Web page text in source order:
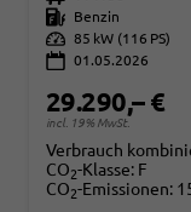
Kraftstoff
Benzin
Leistung 85 kW (116 PS)
01.05.2026
29.290,– €
incl. 19% MwSt.
Verbrauch
CO2-Klasse: F
CO2-Emissionen: